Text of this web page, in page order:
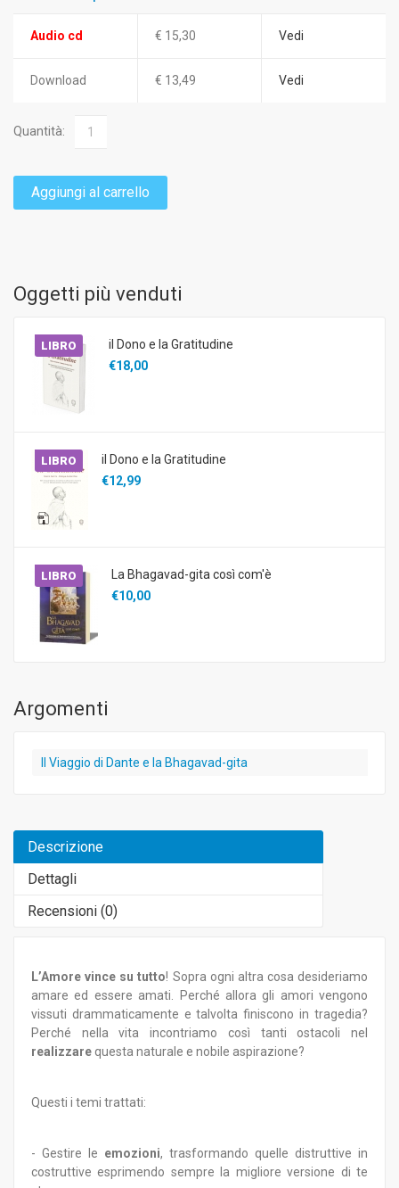
Audio cd € 15,30 Vedi
Download € 13,49 Vedi
Quantità:
Aggiungi al carrello
Oggetti più venduti
LIBRO
il Dono e la Gratitudine
€18,00
LIBRO
il Dono e la Gratitudine
€12,99
LIBRO
La Bhagavad-gita così com'è
€10,00
Argomenti
Il Viaggio di Dante e la Bhagavad-gita
Descrizione
Dettagli
Recensioni (0)
L’Amore vince su tutto! Sopra ogni altra cosa desideriamo
amare ed essere amati. Perché allora gli amori vengono
vissuti drammaticamente e talvolta finiscono in tragedia?
Perché nella vita incontriamo così tanti ostacoli nel
realizzare questa naturale e nobile aspirazione?
Questi i temi trattati:
- Gestire le emozioni, trasformando quelle distruttive in
costruttive esprimendo sempre la migliore versione di te